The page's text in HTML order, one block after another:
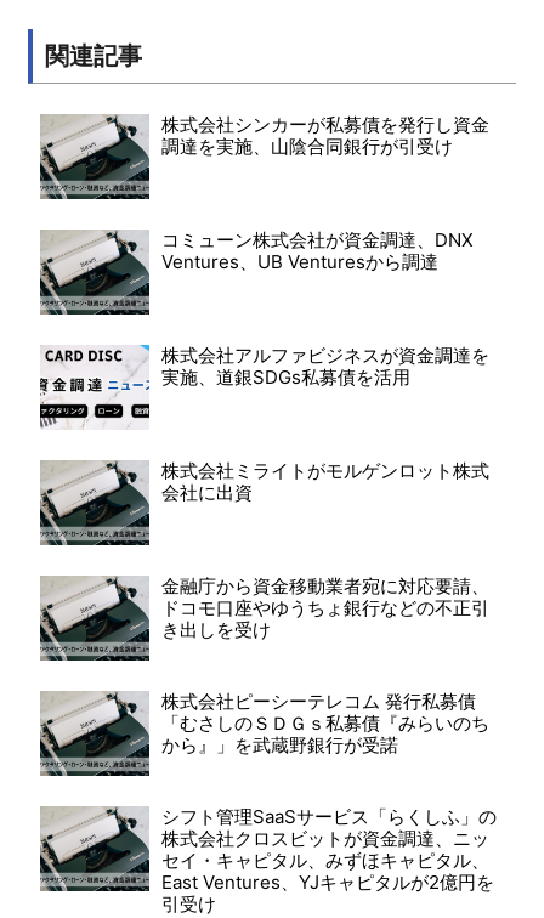
関連記事
株式会社シンカーが私募債を発行し資金
調達を実施、山陰合同銀行が引受け
コミューン株式会社が資金調達、DNX
Ventures、UB Venturesから調達
株式会社アルファビジネスが資金調達を
実施、道銀SDGs私募債を活用
株式会社ミライトがモルゲンロット株式
会社に出資
金融庁から資金移動業者宛に対応要請、
ドコモ口座やゆうちょ銀行などの不正引
き出しを受け
株式会社ピーシーテレコム 発行私募債
「むさしのＳＤＧｓ私募債『みらいのち
から』」を武蔵野銀行が受諾
シフト管理SaaSサービス「らくしふ」の
株式会社クロスビットが資金調達、ニッ
セイ・キャピタル、みずほキャピタル、
East Ventures、YJキャピタルが2億円を
引受け